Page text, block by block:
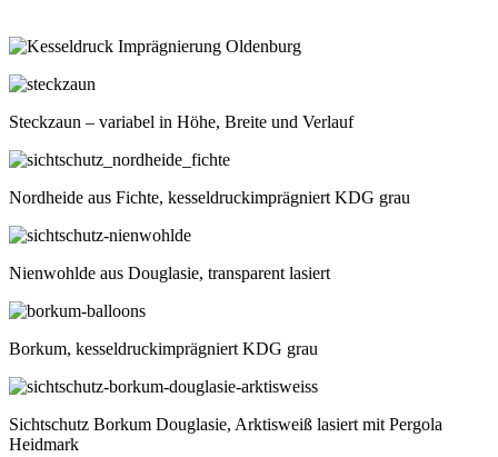
Steckzaun – variabel in Höhe, Breite und Verlauf
Nordheide aus Fichte, kesseldruckimprägniert KDG grau
Nienwohlde aus Douglasie, transparent lasiert
Borkum, kesseldruckimprägniert KDG grau
Sichtschutz Borkum Douglasie, Arktisweiß lasiert mit Pergola
Heidmark